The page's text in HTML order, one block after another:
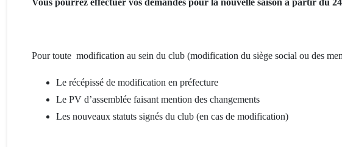
Vous pourrez effectuer vos demandes pour la nouvelle saison à partir du
Pour toute modification au sein du club (modification du siège social ou des
Le récépissé de modification en préfecture
Le PV d’assemblée faisant mention des changements
Les nouveaux statuts signés du club (en cas de modification)